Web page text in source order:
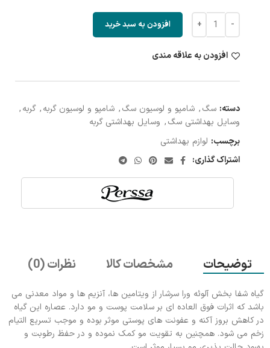
افزودن به سبد خرید
افزودن به علاقه مندی
دسته: سگ, شامپو و لوسیون سگ, شامپو و لوسیون گربه, گربه,
وسایل بهداشتی سگ, وسایل بهداشتی گربه
برچسب: لوازم بهداشتی
اشتراک گذاری:
توضیحات مشخصات کالا نظرات (0)
گیاه شفا بخش آلوئه ورا سرشار از ویتامین ها، آنزیم ها و مواد معدنی می
باشد که اثرات فوق العاده ای بر سلامت پوست و مو دارد. عصاره این گیاه
در کاهش بروز آکنه و عفونت های پوستی موثر بوده و موجب تسریع التیام
زخم می شود. همچنین به تقویت مو کمک نموده و در حفظ رطوبت و